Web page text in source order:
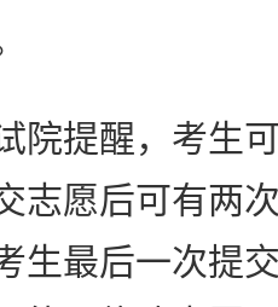
提醒，考生可
志愿后可有两
生最后一次提